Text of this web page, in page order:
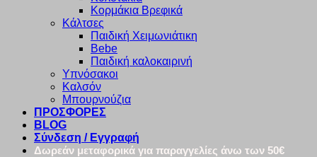
Κορμάκια Βρεφικά
Κάλτσες
Παιδική Χειμωνιάτικη
Bebe
Παιδική καλοκαιρινή
Υπνόσακοι
Καλσόν
Μπουρνούζια
ΠΡΟΣΦΟΡΕΣ
BLOG
Σύνδεση / Εγγραφή
Δωρεάν μεταφορικά για παραγγελίες άνω των 50€